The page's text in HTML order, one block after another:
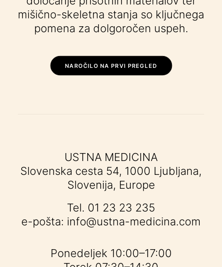
mišično-skeletna stanja so ključnega
pomena za dolgoročen uspeh.
NAROČILO NA PRVI PREGLED
USTNA MEDICINA
Slovenska cesta 54, 1000 Ljubljana,
Slovenija, Europe
Tel. 01 23 23 235
e-pošta: info@ustna-medicina.com
Ponedeljek 10:00–17:00